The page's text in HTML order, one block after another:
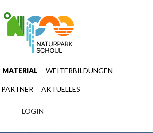
MATERIAL WEITERBILDUNGEN
PARTNER AKTUELLES
LOGIN